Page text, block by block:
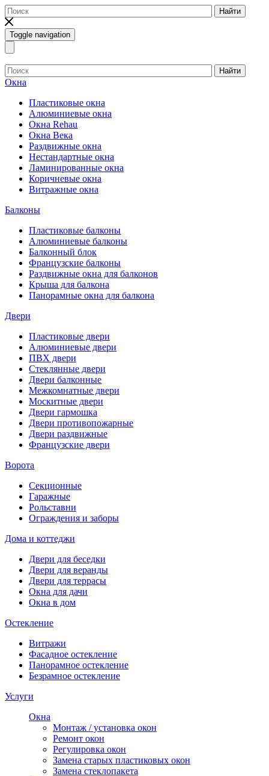
Найти
Toggle navigation
Найти
Окна
Пластиковые окна
Алюминиевые окна
Окна Rehau
Окна Века
Раздвижные окна
Нестандартные окна
Ламинированные окна
Коричневые окна
Витражные окна
Балконы
Пластиковые балконы
Алюминиевые балконы
Балконный блок
Французские балконы
Раздвижные окна для балконов
Крыша для балкона
Панорамные окна для балкона
Двери
Пластиковые двери
Алюминиевые двери
ПВХ двери
Стеклянные двери
Двери балконные
Межкомнатные двери
Москитные двери
Двери гармошка
Двери противопожарные
Двери раздвижные
Французские двери
Ворота
Секционные
Гаражные
Рольставни
Ограждения и заборы
Дома и коттеджи
Двери для беседки
Двери для веранды
Двери для террасы
Окна для дачи
Окна в дом
Остекление
Витражи
Фасадное остекление
Панорамное остекление
Безрамное остекление
Услуги
Окна
Монтаж / установка окон
Ремонт окон
Регулировка окон
Замена старых пластиковых окон
Замена стеклопакета